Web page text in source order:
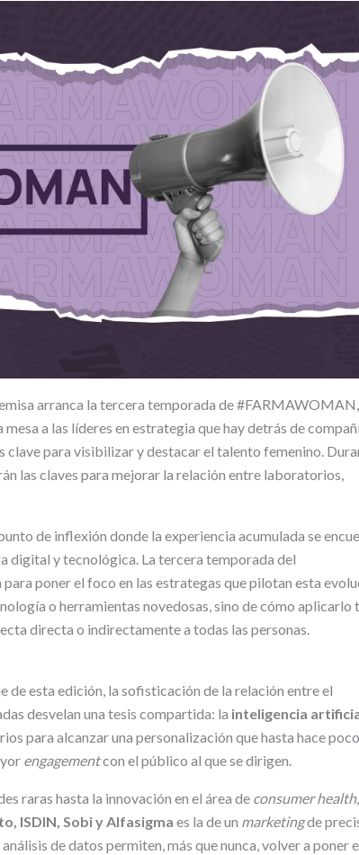
arranca la tercera temporada de
a las líderes en estrategia que hay detrás de
clave para visibilizar y destacar el talento femenino.
las claves para mejorar la relación entre laboratorios,
de inflexión donde la experiencia acumulada se
digital y tecnológica. La tercera temporada del
para poner el foco en las estrategas que pilotan esta
o herramientas novedosas, sino de cómo aplicarlo
directa o indirectamente a todas las personas.
de esta edición, la sofisticación de la relación entre el
desvelan una tesis compartida: la inteligencia
para alcanzar una personalización que hasta hace
engagementcon el público al que se dirigen.
raras hasta la innovación en el área de consumer health
ISDIN, Sobi y Alfasigma es la de un marketingde
de datos permiten, más que nunca, volver a poner